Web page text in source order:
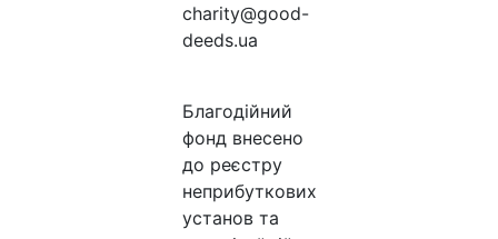
charity@good-
deeds.ua
Благодійний
фонд внесено
до реєстру
неприбуткових
установ та